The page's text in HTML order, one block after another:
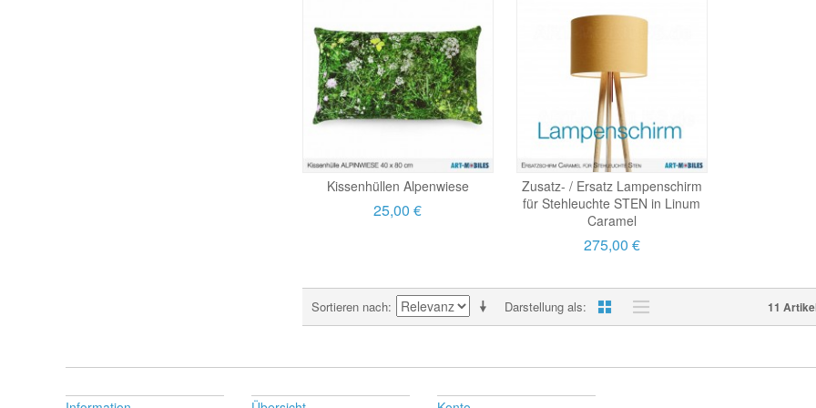
Kissenhüllen Alpenwiese
25,00 €
Zusatz- / Ersatz Lampenschirm
für Stehleuchte STEN in Linum
Caramel
275,00 €
Darstellung als
Sortieren nach 11